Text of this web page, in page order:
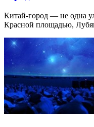
Китай-город — не одна
Красной площадью,